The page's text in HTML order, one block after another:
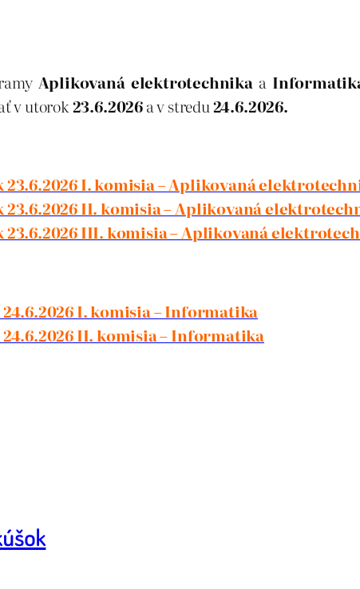
Aplikovaná elektrotechnika a
v utorok23.6.2026a v stredu24.6.2026.
I. komisia – Aplikovaná
II. komisia – Aplikovaná
III. komisia – Aplikovaná
I. komisia – Informatika
II. komisia – Informatika